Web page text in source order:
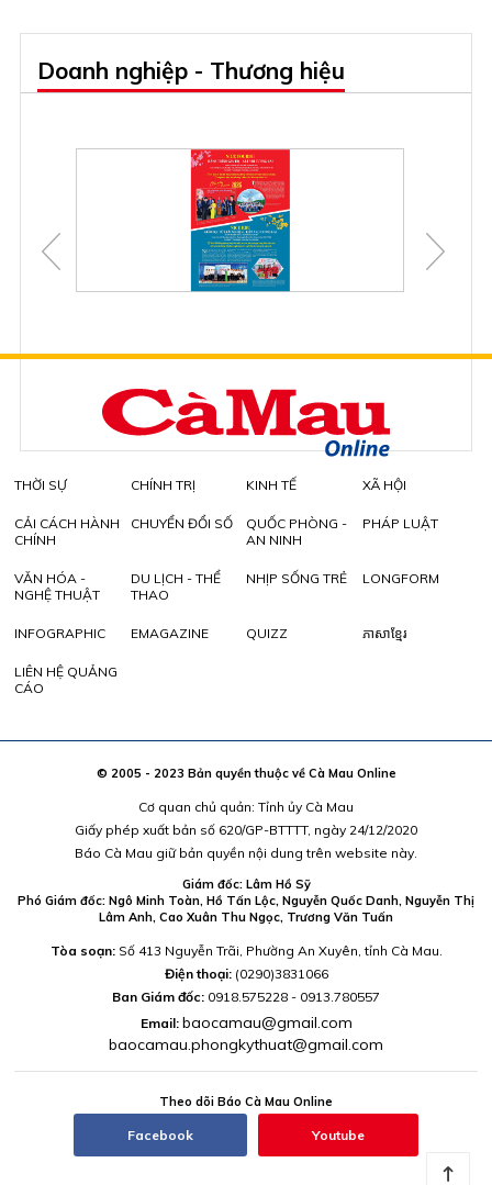
Doanh nghiệp - Thương hiệu
THỜI SỰ CHÍNH TRỊ KINH TẾ XÃ HỘI
CẢI CÁCH HÀNH
CHÍNH
CHUYỂN ĐỔI SỐ
QUỐC PHÒNG -
AN NINH
PHÁP LUẬT
VĂN HÓA -
NGHỆ THUẬT
DU LỊCH - THỂ
THAO
NHỊP SỐNG TRẺ LONGFORM
INFOGRAPHIC EMAGAZINE QUIZZ ភាសាខ្មែរ
LIÊN HỆ QUẢNG
CÁO
© 2005 - 2023 Bản quyền thuộc về Cà Mau Online
Cơ quan chủ quản: Tỉnh ủy Cà Mau
Giấy phép xuất bản số 620/GP-BTTTT, ngày 24/12/2020
Báo Cà Mau giữ bản quyền nội dung trên website này.
Giám đốc: Lâm Hồ Sỹ
Phó Giám đốc: Ngô Minh Toàn, Hồ Tấn Lộc, Nguyễn Quốc Danh, Nguyễn Thị
Lâm Anh, Cao Xuân Thu Ngọc, Trương Văn Tuấn
Tòa soạn:Số 413 Nguyễn Trãi, Phường An Xuyên, tỉnh Cà Mau.
Điện thoại: (0290)3831066
Ban Giám đốc: 0918.575228 - 0913.780557
Email: baocamau@gmail.com
baocamau.phongkythuat@gmail.com
Theo dõi Báo Cà Mau Online
Facebook Youtube